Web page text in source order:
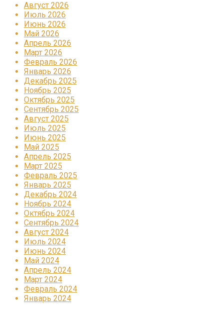
Август 2026
Июль 2026
Июнь 2026
Май 2026
Апрель 2026
Март 2026
Февраль 2026
Январь 2026
Декабрь 2025
Ноябрь 2025
Октябрь 2025
Сентябрь 2025
Август 2025
Июль 2025
Июнь 2025
Май 2025
Апрель 2025
Март 2025
Февраль 2025
Январь 2025
Декабрь 2024
Ноябрь 2024
Октябрь 2024
Сентябрь 2024
Август 2024
Июль 2024
Июнь 2024
Май 2024
Апрель 2024
Март 2024
Февраль 2024
Январь 2024